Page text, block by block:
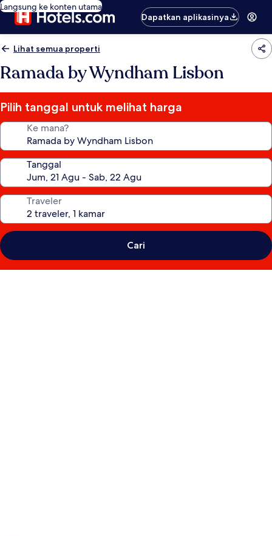
Langsung ke konten utama
Dapatkan aplikasinya
Lihat semua properti
Ramada by Wyndham Lisbon
Pilih tanggal untuk melihat harga
Ke mana?
Tanggal
Traveler
Cari